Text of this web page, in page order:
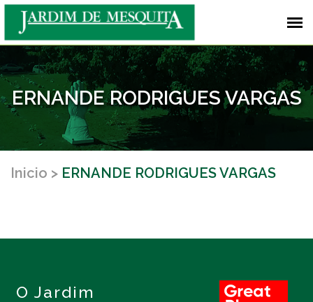
ERNANDE RODRIGUES VARGAS
Inicio ERNANDE RODRIGUES VARGAS
O Jardim